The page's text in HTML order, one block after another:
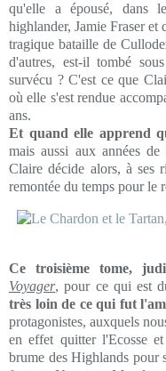
qu'elle a épousé, dans
highlander, Jamie Fraser et
tragique bataille de
d'autres, est-il tombé
survécu ? C'est ce que
où elle s'est rendue
ans.
Et quand elle apprend
mais aussi aux années
Claire décide alors, à ses
remontée du temps pour le
Ce troisième tome,
Voyager, pour ce qui est
très loin de ce qui fut
protagonistes, auxquels
en effet quitter l'Ecosse
brume des Highlands pour